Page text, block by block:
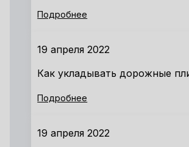
Подробнее
19 апреля 2022
Как укладывать дорожные
Подробнее
19 апреля 2022